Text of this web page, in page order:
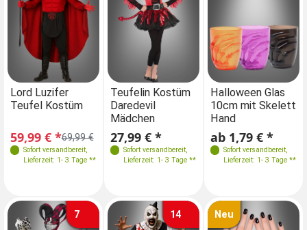
Lord Luzifer
Teufel Kostüm
69,99 €
59,99 € *
Sofort versandbereit,
Lieferzeit: 1- 3 Tage **
Größen
M-L 48-50
XL-XXL 52-56
Lord Luzifer
Teufel Kostüm
69,99 €
59,99 € *
Sofort versandbereit,
Lieferzeit: 1- 3 Tage **
Größen
134 140-146
Teufelin Kostüm
Daredevil
Mädchen
27,99 € *
Sofort versandbereit,
Lieferzeit: 1- 3 Tage **
Größen
134 140-146
Farben
Halloween Glas
10cm mit Skelett
Hand
ab 1,79 € *
Sofort versandbereit,
Lieferzeit: 1- 3 Tage **
7 14 Neu